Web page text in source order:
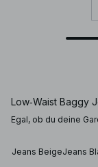
Low‑Waist Baggy
Egal, ob du deine
dein Outfit-
Jeans BeigeJeans